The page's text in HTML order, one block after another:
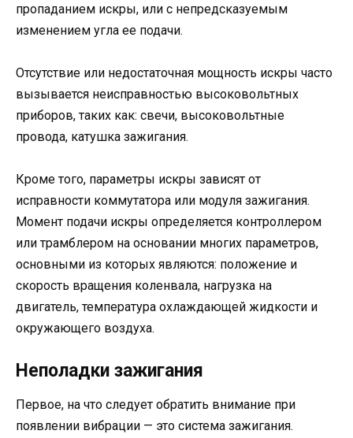
пропаданием искры, или с непредсказуемым
изменением угла ее подачи.
Отсутствие или недостаточная мощность искры часто
вызывается неисправностью высоковольтных
приборов, таких как: свечи, высоковольтные
провода, катушка зажигания.
Кроме того, параметры искры зависят от
исправности коммутатора или модуля зажигания.
Момент подачи искры определяется контроллером
или трамблером на основании многих параметров,
основными из которых являются: положение и
скорость вращения коленвала, нагрузка на
двигатель, температура охлаждающей жидкости и
окружающего воздуха.
Неполадки зажигания
Первое, на что следует обратить внимание при
появлении вибрации — это система зажигания.